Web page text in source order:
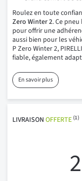
Roulez en toute
Zero Winter 2. Ce
pour offrir une
aussi bien pour les
P Zero Winter 2,
fiable, également
En savoir plus
LIVRAISON OFFERTE (1)